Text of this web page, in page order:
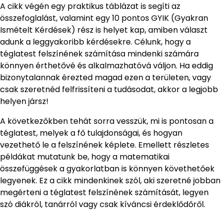
A cikk végén egy praktikus táblázat is segíti az
összefoglalást, valamint egy 10 pontos GYIK (Gyakran
Ismételt Kérdések) rész is helyet kap, amiben választ
adunk a leggyakoribb kérdésekre. Célunk, hogy a
téglatest felszínének számítása mindenki számára
könnyen érthetővé és alkalmazhatóvá váljon. Ha eddig
bizonytalannak érezted magad ezen a területen, vagy
csak szeretnéd felfrissíteni a tudásodat, akkor a legjobb
helyen jársz!
A következőkben tehát sorra vesszük, mi is pontosan a
téglatest, melyek a fő tulajdonságai, és hogyan
vezethető le a felszínének képlete. Emellett részletes
példákat mutatunk be, hogy a matematikai
összefüggések a gyakorlatban is könnyen követhetőek
legyenek. Ez a cikk mindenkinek szól, aki szeretné jobban
megérteni a téglatest felszínének számítását, legyen
szó diákról, tanárról vagy csak kíváncsi érdeklődőről.